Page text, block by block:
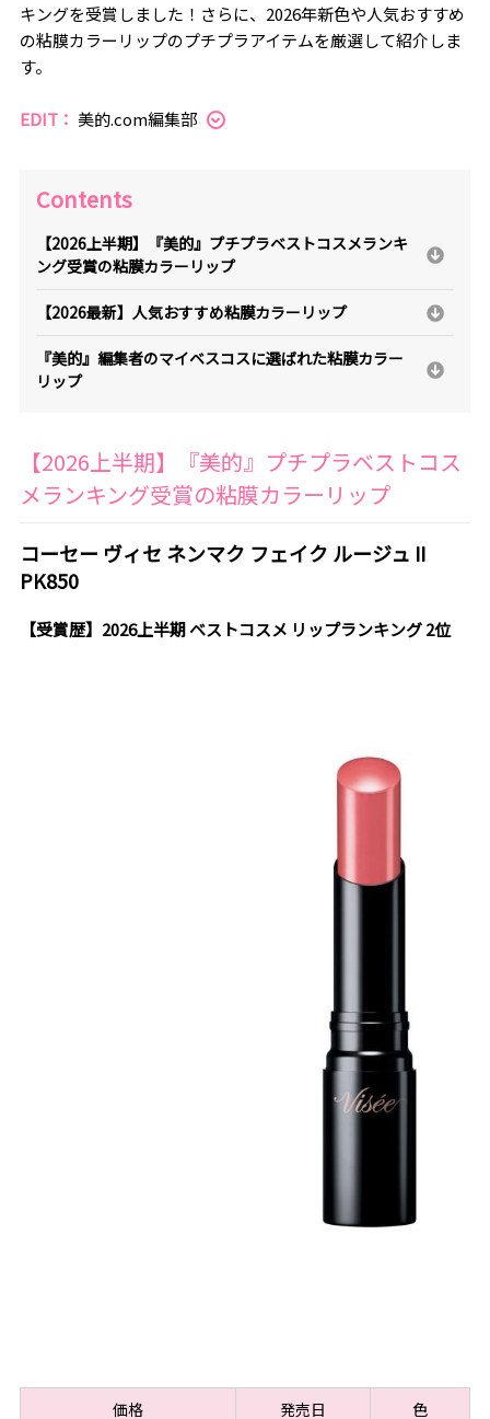
キングを受賞しました！さらに、2026年新色や人気おすすめ
の粘膜カラーリップのプチプラアイテムを厳選して紹介しま
す。
EDIT： 美的.com編集部
Contents
【2026上半期】『美的』プチプラベストコスメランキ
ング受賞の粘膜カラーリップ
【2026最新】人気おすすめ粘膜カラーリップ
『美的』編集者のマイベスコスに選ばれた粘膜カラー
リップ
【2026上半期】『美的』プチプラベストコス
メランキング受賞の粘膜カラーリップ
コーセー ヴィセ ネンマク フェイク ルージュ II
PK850
【受賞歴】2026上半期 ベストコスメ リップランキング 2位
価格 発売日
色